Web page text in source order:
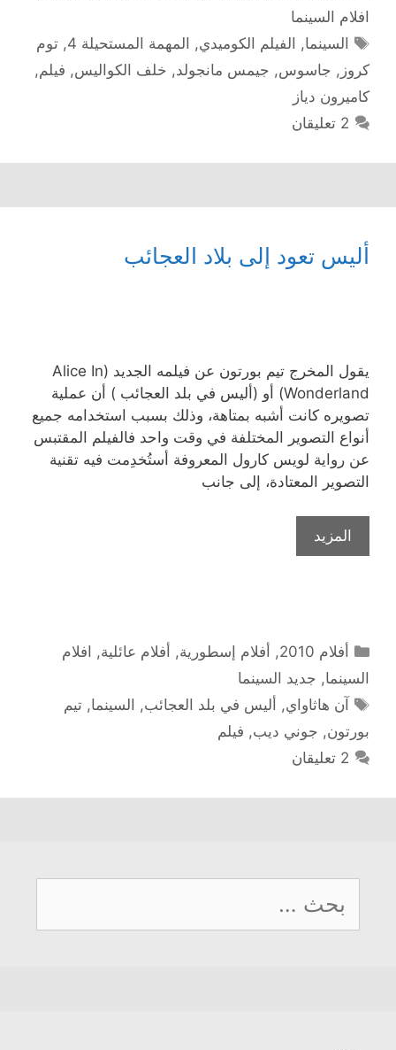
افلام السينما
الوسوم
السينما, الفيلم الكوميدي, المهمة المستحيلة 4 ,توم
كروز , جاسوس, جيمس مانجولد, خلف الكواليس, فيلم,
كاميرون دياز
2 تعليقان
أليس تعود إلى بلاد العجائب
يقول المخرج تيم بورتون عن فيلمه الجديد (Alice In
Wonderland) أو (أليس في بلد العجائب ) أن عملية
تصويره كانت أشبه بمتاهة، وذلك بسبب استخدامه جميع
أنواع التصوير المختلفة في وقت واحد فالفيلم المقتبس
عن رواية لويس كارول المعروفة أستُخدِمت فيه تقنية
التصوير المعتادة، إلى جانب
المزيد
التصنيفات
أفلام 2010 , أفلام إسطورية, أفلام عائلية, افلام
السينما, جديد السينما
الوسوم
آن هاثاواي, أليس في بلد العجائب, السينما,تيم
بورتون, جوني ديب, فيلم
2 تعليقان
البحث
عن: